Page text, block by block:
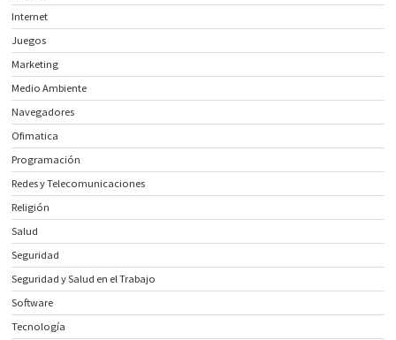
Internet
Juegos
Marketing
Medio Ambiente
Navegadores
Ofimatica
Programación
Redes y Telecomunicaciones
Religión
Salud
Seguridad
Seguridad y Salud en el Trabajo
Software
Tecnología